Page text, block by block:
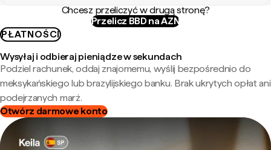
Chcesz przeliczyć w drugą stronę?
Przelicz BBD na AZN
PŁATNOŚCI
Wysyłaj i odbieraj pieniądze w sekundach
Podziel rachunek, oddaj znajomemu, wyślij bezpośrednio do
meksykańskiego lub brazylijskiego banku. Brak ukrytych opłat ani
podejrzanych marż.
Otwórz darmowe konto